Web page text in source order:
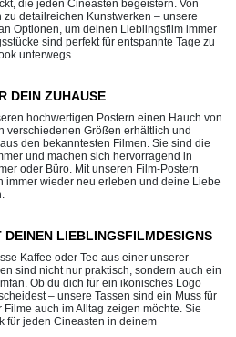
die jeden Cineasten begeistern. Von
detailreichen Kunstwerken – unsere
Optionen, um deinen Lieblingsfilm immer
sind perfekt für entspannte Tage zu
unterwegs.
DEIN ZUHAUSE
hochwertigen Postern einen Hauch von
verschiedenen Größen erhältlich und
den bekanntesten Filmen. Sie sind die
und machen sich hervorragend in
oder Büro. Mit unseren Film-Postern
immer wieder neu erleben und deine Liebe
DEINEN LIEBLINGSFILMDESIGNS
Kaffee oder Tee aus einer unserer
sind nicht nur praktisch, sondern auch ein
Ob du dich für ein ikonisches Logo
– unsere Tassen sind ein Muss für
auch im Alltag zeigen möchte. Sie
für jeden Cineasten in deinem